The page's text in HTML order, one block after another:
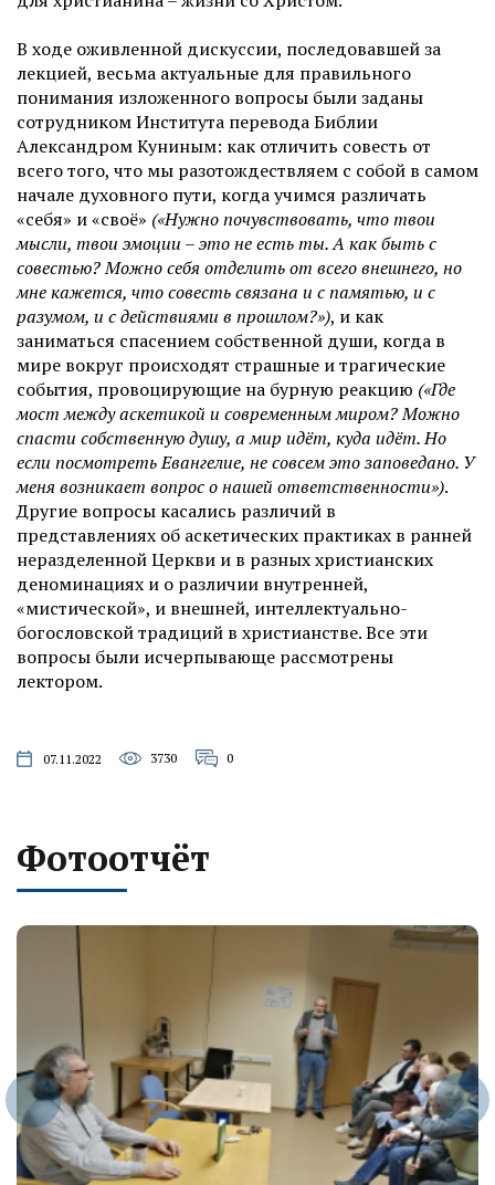
В ходе оживленной дискуссии, последовавшей за
лекцией, весьма актуальные для правильного
понимания изложенного вопросы были заданы
сотрудником Института перевода Библии
Александром Куниным: как отличить совесть от
всего того, что мы разотождествляем с собой в самом
начале духовного пути, когда учимся различать
«себя» и «своё» («Нужно почувствовать, что твои
мысли, твои эмоции – это не есть ты. А как быть с
совестью? Можно себя отделить от всего внешнего, но
мне кажется, что совесть связана и с памятью, и с
разумом, и с действиями в прошлом?»), и как
заниматься спасением собственной души, когда в
мире вокруг происходят страшные и трагические
события, провоцирующие на бурную реакцию («Где
мост между аскетикой и современным миром? Можно
спасти собственную душу, а мир идёт, куда идёт. Но
если посмотреть Евангелие, не совсем это заповедано. У
меня возникает вопрос о нашей ответственности»).
Другие вопросы касались различий в
представлениях об аскетических практиках в ранней
неразделенной Церкви и в разных христианских
деноминациях и о различии внутренней,
«мистической», и внешней, интеллектуально-
богословской традиций в христианстве. Все эти
вопросы были исчерпывающе рассмотрены
лектором.
07.11.2022 3730 0
Фотоотчёт